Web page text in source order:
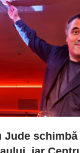
Jude schimbă